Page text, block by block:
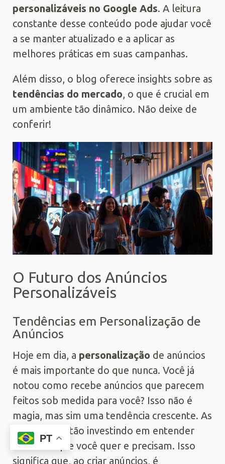
personalizáveis no Google Ads. A leitura
constante desse conteúdo pode ajudar você
a se manter atualizado e a aplicar as
melhores práticas em suas campanhas.
Além disso, o blog oferece insights sobre as
tendências do mercado, o que é crucial em
um ambiente tão dinâmico. Não deixe de
conferir!
O Futuro dos Anúncios
Personalizáveis
Tendências em Personalização de
Anúncios
Hoje em dia, a personalização de anúncios
é mais importante do que nunca. Você já
notou como recebe anúncios que parecem
feitos sob medida para você? Isso não é
magia, mas sim uma tendência crescente. As
empresas estão investindo em entender
melhor o que você quer e precisam. Isso
significa que, ao criar anúncios, é
PT